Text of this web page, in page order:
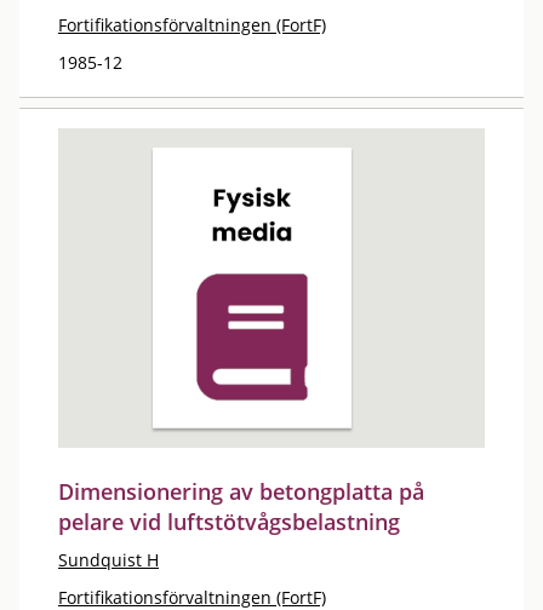
Fortifikationsförvaltningen (FortF)
1985-12
Dimensionering av betongplatta på
pelare vid luftstötvågsbelastning
Sundquist H
Fortifikationsförvaltningen (FortF)